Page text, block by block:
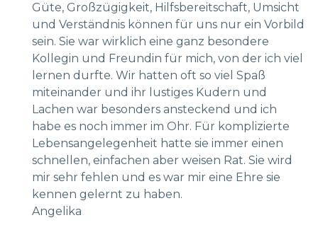
Güte, Großzügigkeit, Hilfsbereitschaft, Umsicht
und Verständnis können für uns nur ein Vorbild
sein. Sie war wirklich eine ganz besondere
Kollegin und Freundin für mich, von der ich viel
lernen durfte. Wir hatten oft so viel Spaß
miteinander und ihr lustiges Kudern und
Lachen war besonders ansteckend und ich
habe es noch immer im Ohr. Für komplizierte
Lebensangelegenheit hatte sie immer einen
schnellen, einfachen aber weisen Rat. Sie wird
mir sehr fehlen und es war mir eine Ehre sie
kennen gelernt zu haben.
Angelika